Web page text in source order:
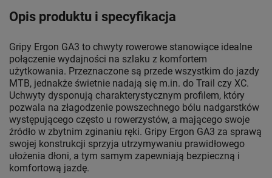
Opis produktu i specyfikacja
Gripy Ergon GA3 to chwyty rowerowe stanowiące idealne
połączenie wydajności na szlaku z komfortem
użytkowania. Przeznaczone są przede wszystkim do jazdy
MTB, jednakże świetnie nadają się m.in. do Trail czy XC.
Uchwyty dysponują charakterystycznym profilem, który
pozwala na złagodzenie powszechnego bólu nadgarstków
występującego często u rowerzystów, a mającego swoje
źródło w zbytnim zginaniu ręki. Gripy Ergon GA3 za sprawą
swojej konstrukcji sprzyja utrzymywaniu prawidłowego
ułożenia dłoni, a tym samym zapewniają bezpieczną i
komfortową jazdę.